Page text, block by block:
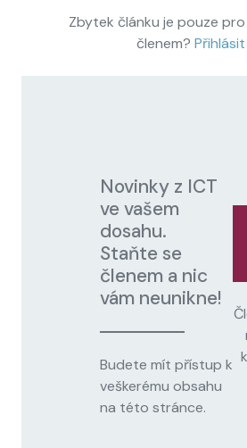
Zbytek článku je pouze pro
členem?
Novinky z ICT
ve vašem
dosahu.
Staňte se
členem a nic
vám neunikne!
Budete mít přístup k
veškerému obsahu
na této stránce.